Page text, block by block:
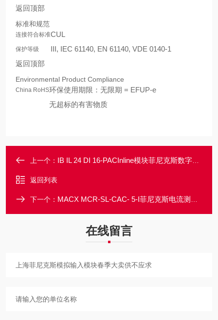
返回顶部
标准和规范
连接符合标准CUL
保护等级
III, IEC 61140, EN 61140, VDE 0140-1
返回顶部
Environmental Product Compliance
China RoHS环保使用期限：无限期 = EFUP-e
无超标的有害物质
上一个： IB IL 24 DI 16-PACInline模块菲尼克斯数字量输入模块有现货
返回列表
下一个： MACX MCR-SL-CAC- 5-I菲尼克斯电流测量变送器2810612多买多送
在线留言